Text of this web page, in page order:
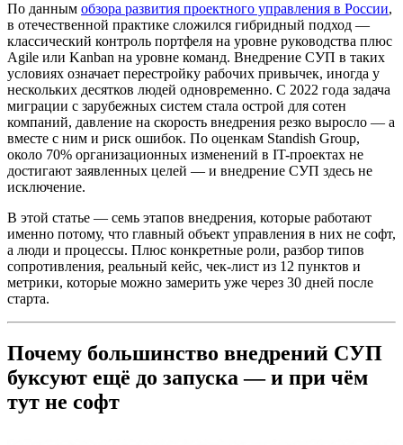
По данным обзора развития проектного управления в России,
в отечественной практике сложился гибридный подход —
классический контроль портфеля на уровне руководства плюс
Agile или Kanban на уровне команд. Внедрение СУП в таких
условиях означает перестройку рабочих привычек, иногда у
нескольких десятков людей одновременно. С 2022 года задача
миграции с зарубежных систем стала острой для сотен
компаний, давление на скорость внедрения резко выросло — а
вместе с ним и риск ошибок. По оценкам Standish Group,
около 70% организационных изменений в IT-проектах не
достигают заявленных целей — и внедрение СУП здесь не
исключение.
В этой статье — семь этапов внедрения, которые работают
именно потому, что главный объект управления в них не софт,
а люди и процессы. Плюс конкретные роли, разбор типов
сопротивления, реальный кейс, чек-лист из 12 пунктов и
метрики, которые можно замерить уже через 30 дней после
старта.
Почему большинство внедрений СУП
буксуют ещё до запуска — и при чём
тут не софт